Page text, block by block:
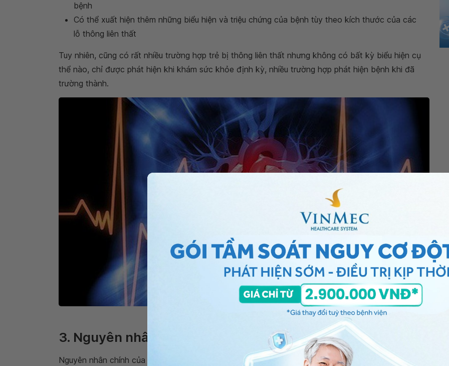
bệnh
Có thể xuất hiện thêm những biểu hiện và triệu chứng của bệnh tùy theo kích thước của các
lỗ thông liên thất
Tuy nhiên, cũng có rất nhiều trường hợp trẻ bị thông liên thất nhưng không có bất kỳ biểu hiện cụ
thể nào, chỉ được phát hiện khi khám sức khỏe định kỳ, nhiều trường hợp phát hiện bệnh khi đã
trường thành.
Bệnh thông liên thất có thể gây suy tim
3. Nguyên nhân dẫn đến thông liên thất
Nguyên nhân chính của bệnh thông liên thất là dodị tật bẩm sinh , rất nhiều trẻ sơ sinh có những lỗ